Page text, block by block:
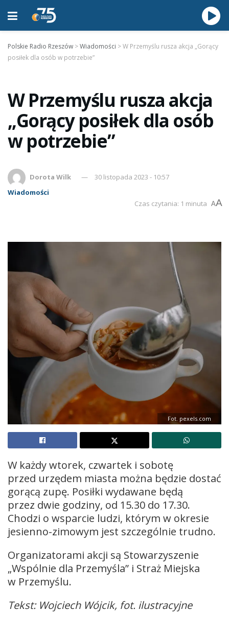
Polskie Radio Rzeszów >Wiadomości >W Przemyślu rusza akcja „Gorący
posiłek dla osób w potrzebie”
W Przemyślu rusza akcja
„Gorący posiłek dla osób
w potrzebie”
Dorota Wilk
30 listopada 2023 - 10:57
Wiadomości
Czas czytania: 1 minuta AA
Fot. pexels.com
W każdy wtorek, czwartek i sobotę
przed urzędem miasta można będzie dostać
gorącą zupę. Posiłki wydawane będą
przez dwie godziny, od 15.30 do 17.30.
Chodzi o wsparcie ludzi, którym w okresie
jesienno-zimowym jest szczególnie trudno.
Organizatorami akcji są Stowarzyszenie
„Wspólnie dla Przemyśla” i Straż Miejska
w Przemyślu.
Tekst: Wojciech Wójcik, fot. ilustracyjne